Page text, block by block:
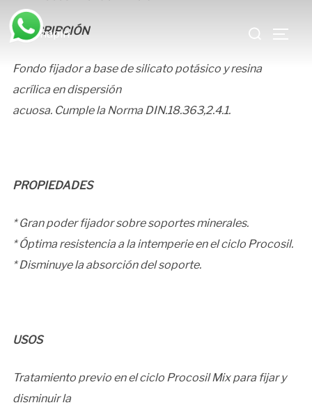
Saltar
DESCRIPCIÓN
Fondo fijador a base de silicato potásico y resina
acrílica en dispersión
acuosa. Cumple la Norma DIN.18.363,2.4.1.
PROPIEDADES
* Gran poder fijador sobre soportes minerales.
* Óptima resistencia a la intemperie en el ciclo Procosil.
* Disminuye la absorción del soporte.
USOS
Tratamiento previo en el ciclo Procosil Mix para fijar y
disminuir la